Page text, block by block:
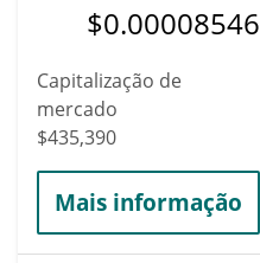
$0.00008546
Capitalização de
mercado
$435,390
Mais informação